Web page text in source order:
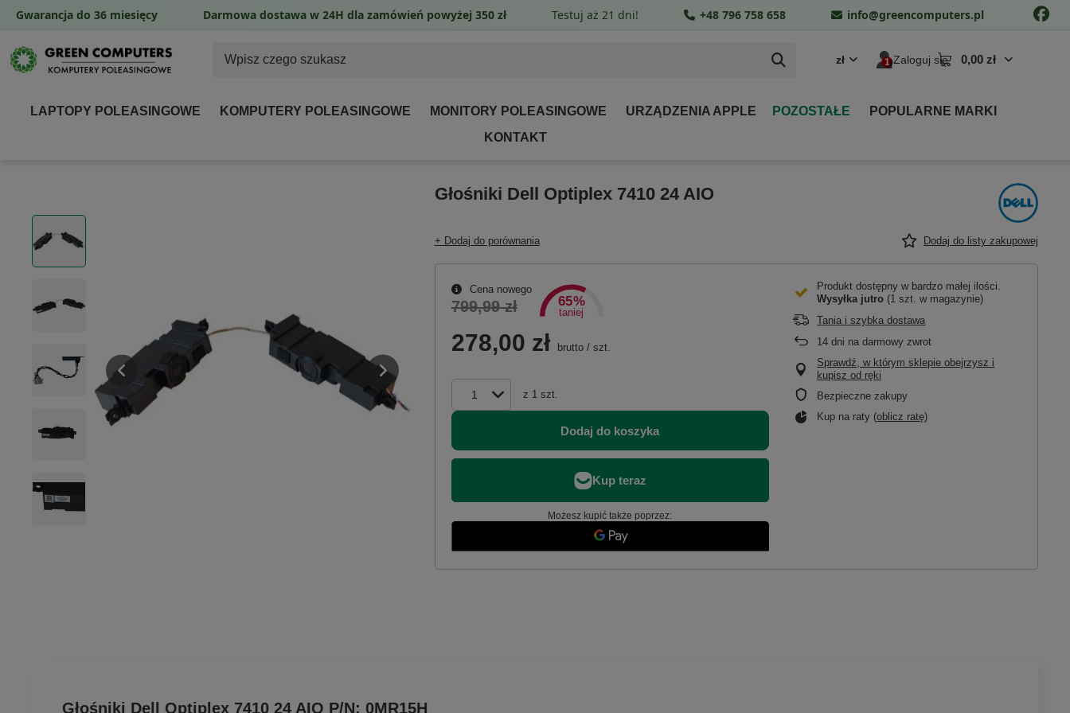
zł Zaloguj się 0,00 zł
LAPTOPY POLEASINGOWE KOMPUTERY POLEASINGOWE MONITORY POLEASINGOWE URZĄDZENIA APPLE POZOSTAŁE
POPULARNE MARKI
KONTAKT
Głośniki Dell Optiplex 7410 24 AIO
+ Dodaj do porównania Dodaj do listy zakupowej
Cena nowego
799,99 zł 65%
taniej
278,00 zł brutto/ szt.
z 1 szt.
Dodaj do koszyka
Możesz kupić także poprzez:
Produkt dostępny w bardzo małej ilości
Wysyłka jutro (1 szt. w magazynie)
Tania i szybka dostawa
14 dni na darmowy zwrot
Sprawdź, w którym sklepie obejrzysz i
kupisz od ręki
Bezpieczne zakupy
Kup na raty (oblicz ratę)
Głośniki Dell Optiplex 7410 24 AIO P/N: 0MR15H
Gwarancja do 36 miesięcy Darmowa dostawa w 24H dla zamówień powyżej 350 zł Testuj aż 21 dni! +48 796 758 658 info@greencomputers.pl